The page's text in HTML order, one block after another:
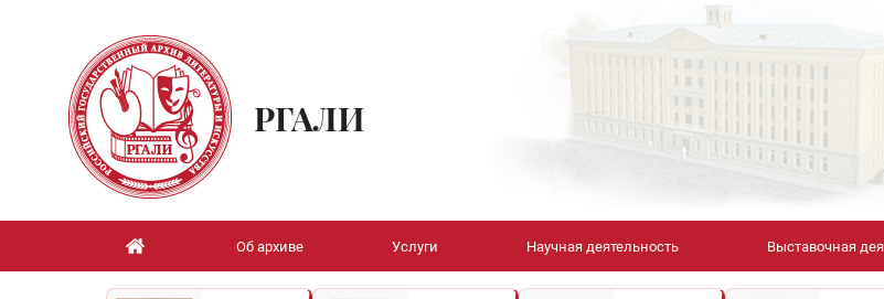
РГАЛИ
Об архиве Услуги Научная деятельность Выставочная